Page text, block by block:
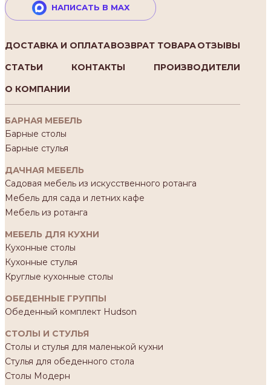
НАПИСАТЬ В MAX
ДОСТАВКА И ОПЛАТАВОЗВРАТ ТОВАРАОТЗЫВЫ
СТАТЬИ
КОНТАКТЫ
ПРОИЗВОДИТЕЛИ
О КОМПАНИИ
БАРНАЯ МЕБЕЛЬ
Барные столы
Барные стулья
ДАЧНАЯ МЕБЕЛЬ
Садовая мебель из искусственного ротанга
Мебель для сада и летних кафе
Мебель из ротанга
МЕБЕЛЬ ДЛЯ КУХНИ
Кухонные столы
Кухонные стулья
Круглые кухонные столы
ОБЕДЕННЫЕ ГРУППЫ
Обеденный комплект Hudson
СТОЛЫ И СТУЛЬЯ
Столы и стулья для маленькой кухни
Стулья для обеденного стола
Столы Модерн